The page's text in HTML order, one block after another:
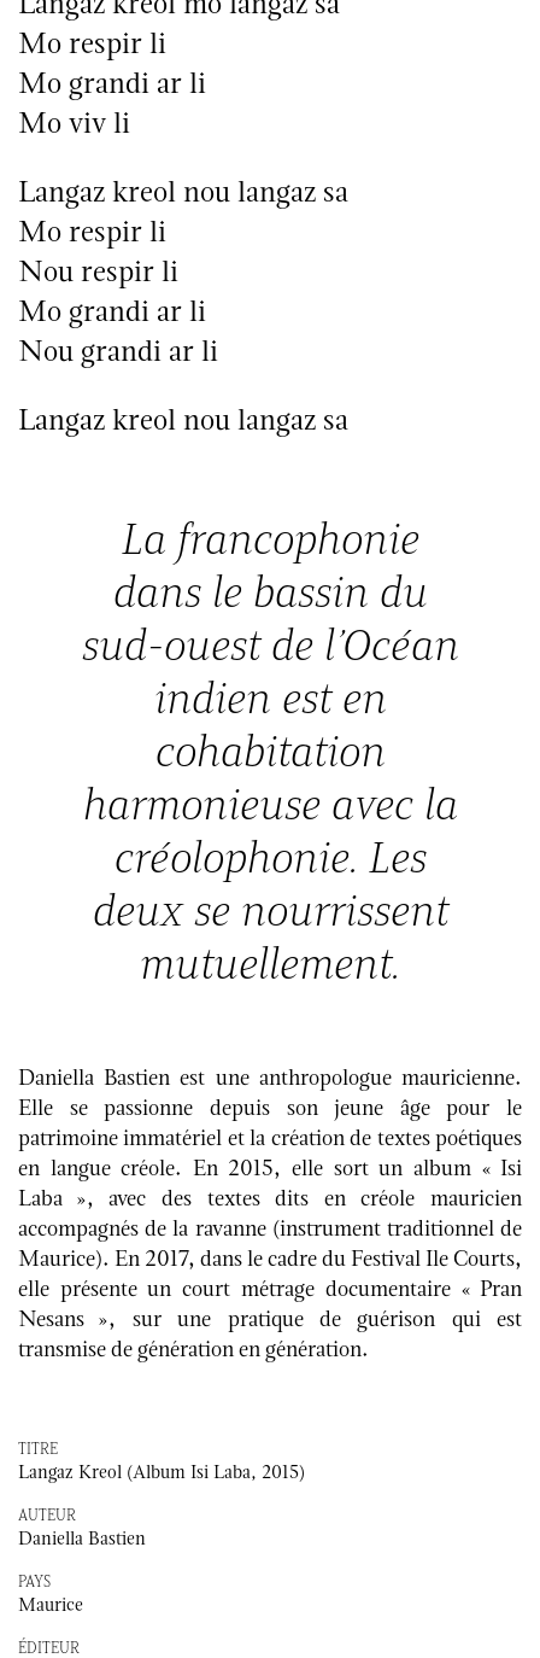
Mo respir li
Mo grandi ar li
Mo viv li
Langaz kreol nou langaz sa
Mo respir li
Nou respir li
Mo grandi ar li
Nou grandi ar li
Langaz kreol nou langaz sa
La francophonie
dans le bassin du
sud-ouest de l’Océan
indien est en
cohabitation
harmonieuse avec la
créolophonie. Les
deux se nourrissent
mutuellement.
Daniella Bastien est une anthropologue mauricienne.
Elle se passionne depuis son jeune âge pour le
patrimoine immatériel et la création de textes poétiques
en langue créole. En 2015, elle sort un album « Isi
Laba », avec des textes dits en créole mauricien
accompagnés de la ravanne (instrument traditionnel de
Maurice). En 2017, dans le cadre du Festival Ile Courts,
elle présente un court métrage documentaire « Pran
Nesans », sur une pratique de guérison qui est
transmise de génération en génération.
TITRE
Langaz Kreol (Album Isi Laba, 2015)
AUTEUR
Daniella Bastien
PAYS
Maurice
ÉDITEUR